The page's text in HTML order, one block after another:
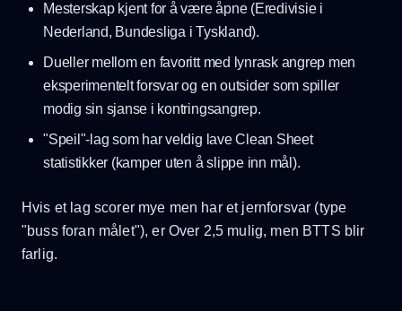
Mesterskap kjent for å være åpne (Eredivisie i
Nederland, Bundesliga i Tyskland).
Dueller mellom en favoritt med lynrask angrep men
eksperimentelt forsvar og en outsider som spiller
modig sin sjanse i kontringsangrep.
"Speil"-lag som har veldig lave Clean Sheet
statistikker (kamper uten å slippe inn mål).
Hvis et lag scorer mye men har et jernforsvar (type
"buss foran målet"), er Over 2,5 mulig, men BTTS blir
farlig.